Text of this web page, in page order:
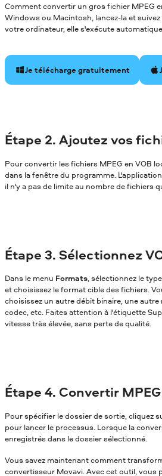
Comment convertir un gros fichier MPEG
Windows ou Macintosh, lancez-la et
votre ordinateur, elle s'exécute
Je télécharge gratuitement
Étape 2. Ajoutez vos
Pour convertir les fichiers MPEG en VOB
dans la fenêtre du programme.
il n'y a pas de limite au nombre de fichiers
Étape 3. Sélectionnez
Dans le menu Formats, sélectionnez le
et choisissez le format cible des fichiers.
choisissez un autre débit binaire, une
codec, etc. Faites attention à l'étiquette
vitesse très élevée, sans perte de qualité.
Étape 4. Convertir
Pour spécifier le dossier de sortie, cliquez
pour lancer le processus. Lorsque la
enregistrés dans le dossier sélectionné.
Vous savez maintenant comment
convertisseur Movavi. Avec cet outil, vous